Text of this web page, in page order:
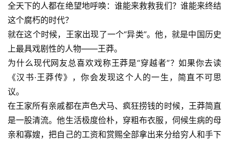
全天下的人都在绝望地呼唤：谁能来救救我们？谁能来终结
这个腐朽的时代？
就在这个时候，王家出现了一个“异类”。他，就是中国历史
上最具戏剧性的人物——王莽。
为什么现代网友总喜欢戏称王莽是“穿越者”？如果你去读
《汉书·王莽传》，你会发现这个人的一生，简直不可思
议。
在王家所有亲戚都在声色犬马、疯狂捞钱的时候，王莽简直
是一股清流。他生活极度俭朴，穿粗布衣服，伺候生病的母
亲和寡嫂，把自己的工资和赏赐全部拿出来分给穷人和手下